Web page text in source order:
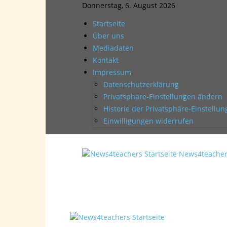
Donnerstag, 6. August 2026
Startseite
Über uns
Mediadaten
Kontakt
Impressum
Datenschutzerklärung
Privatsphäre-Einstellungen ändern
Historie der Privatsphäre-
Einwilligungen widerrufen